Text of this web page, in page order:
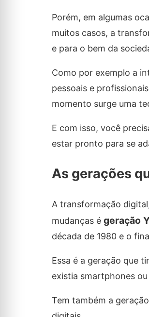
Porém, em algumas
muitos casos, a
e para o bem da
Como por exemplo a
pessoais e
momento surge uma
E com isso, você
estar pronto para se
As gerações
A transformação
mudanças é geração
década de 1980 e o
Essa é a geração que
existia smartphones
Tem também a